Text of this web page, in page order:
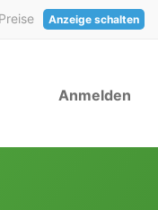
Anzeige schalten
Preise
Anmelden